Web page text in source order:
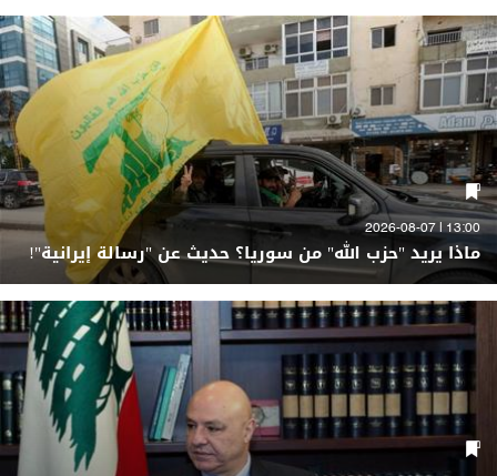
13:00 | 2026-08-07
ماذا يريد "حزب الله" من سوريا؟ حديث عن "رسالة إيرانية"!